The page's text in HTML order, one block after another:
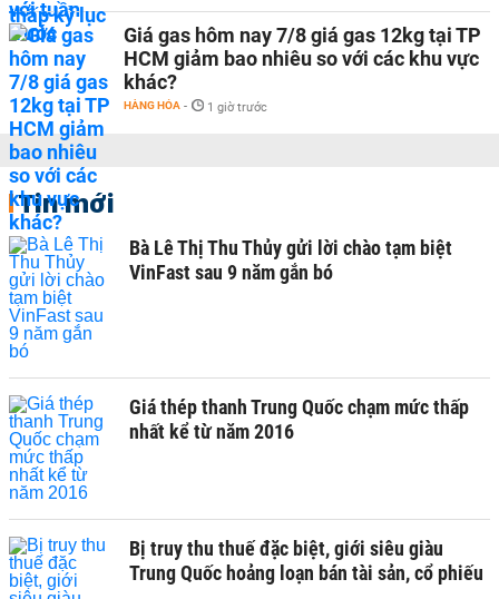
Giá gas hôm nay 7/8 giá gas 12kg tại TP
HCM giảm bao nhiêu so với các khu vực
khác?
HÀNG HÓA - 1 giờ trước
Tin mới
Bà Lê Thị Thu Thủy gửi lời chào tạm biệt
VinFast sau 9 năm gắn bó
Giá thép thanh Trung Quốc chạm mức thấp
nhất kể từ năm 2016
Bị truy thu thuế đặc biệt, giới siêu giàu
Trung Quốc hoảng loạn bán tài sản, cổ phiếu